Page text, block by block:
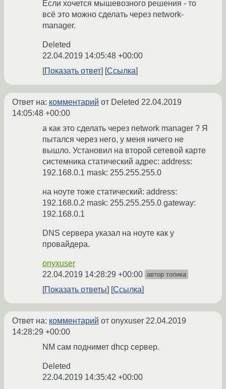
Если хочется мышевозного решения - то
всё это можно сделать через network-
manager.
Deleted
22.04.2019 14:05:48 +00:00
Показать ответ
Ссылка
Ответ на: комментарий от Deleted 22.04.2019
14:05:48 +00:00
а как это сделать через network manager ? Я
пытался через него, у меня ничего не
вышло. Установил на второй сетевой карте
системника статический адрес: address:
192.168.0.1 mask: 255.255.255.0
на ноуте тоже статический: address:
192.168.0.2 mask: 255.255.255.0 gateway:
192.168.0.1
DNS сервера указал на ноуте как у
провайдера.
onyxuser
22.04.2019 14:28:29 +00:00 автор топика
Показать ответы Ссылка
Ответ на: комментарий от onyxuser 22.04.2019
14:28:29 +00:00
NM сам поднимет dhcp сервер.
Deleted
22.04.2019 14:35:42 +00:00